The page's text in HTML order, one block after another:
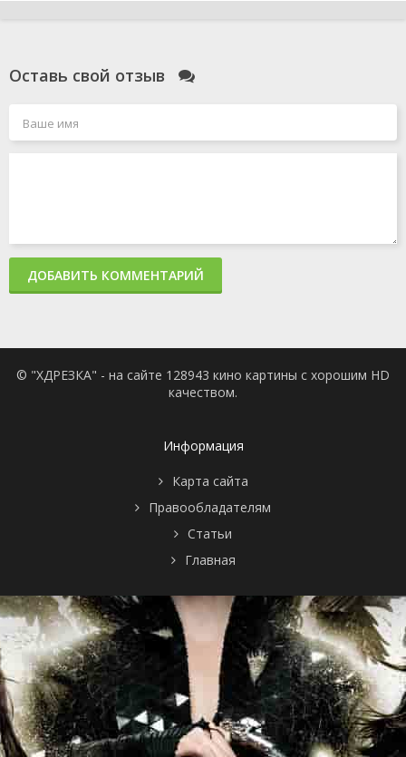
Оставь свой отзыв
ДОБАВИТЬ КОММЕНТАРИЙ
© "ХДРЕЗКА" - на сайте 128943 кино картины с хорошим HD
качеством.
Информация
Карта сайта
Правообладателям
Статьи
Главная